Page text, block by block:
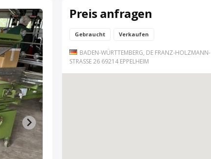
Preis anfragen
Gebraucht Verkaufen
BADEN-WÜRTTEMBERG, DE FRANZ-HOLZMANN-
STRASSE 26 69214 EPPELHEIM